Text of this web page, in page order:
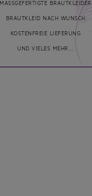
MASSGEFERTIGTE BRAUTKLEIDER
BRAUTKLEID NACH WUNSCH
KOSTENFREIE LIEFERUNG
UND VIELES MEHR...